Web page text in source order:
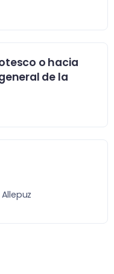
o hacia
de la